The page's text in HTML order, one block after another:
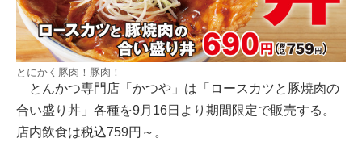
とにかく豚肉！豚肉！
とんかつ専門店「かつや」は「ロースカツと豚焼肉の
合い盛り丼」各種を9月16日より期間限定で販売する。
店内飲食は税込759円～。